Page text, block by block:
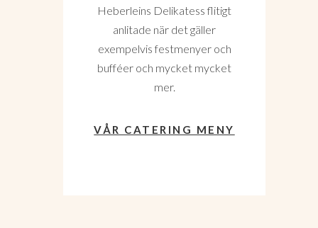
Heberleins Delikatess flitigt
anlitade när det gäller
exempelvis festmenyer och
bufféer och mycket mycket
mer.
VÅR CATERING MENY